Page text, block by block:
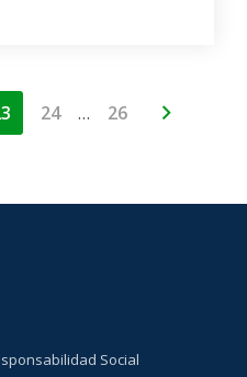
24 … 26
Social